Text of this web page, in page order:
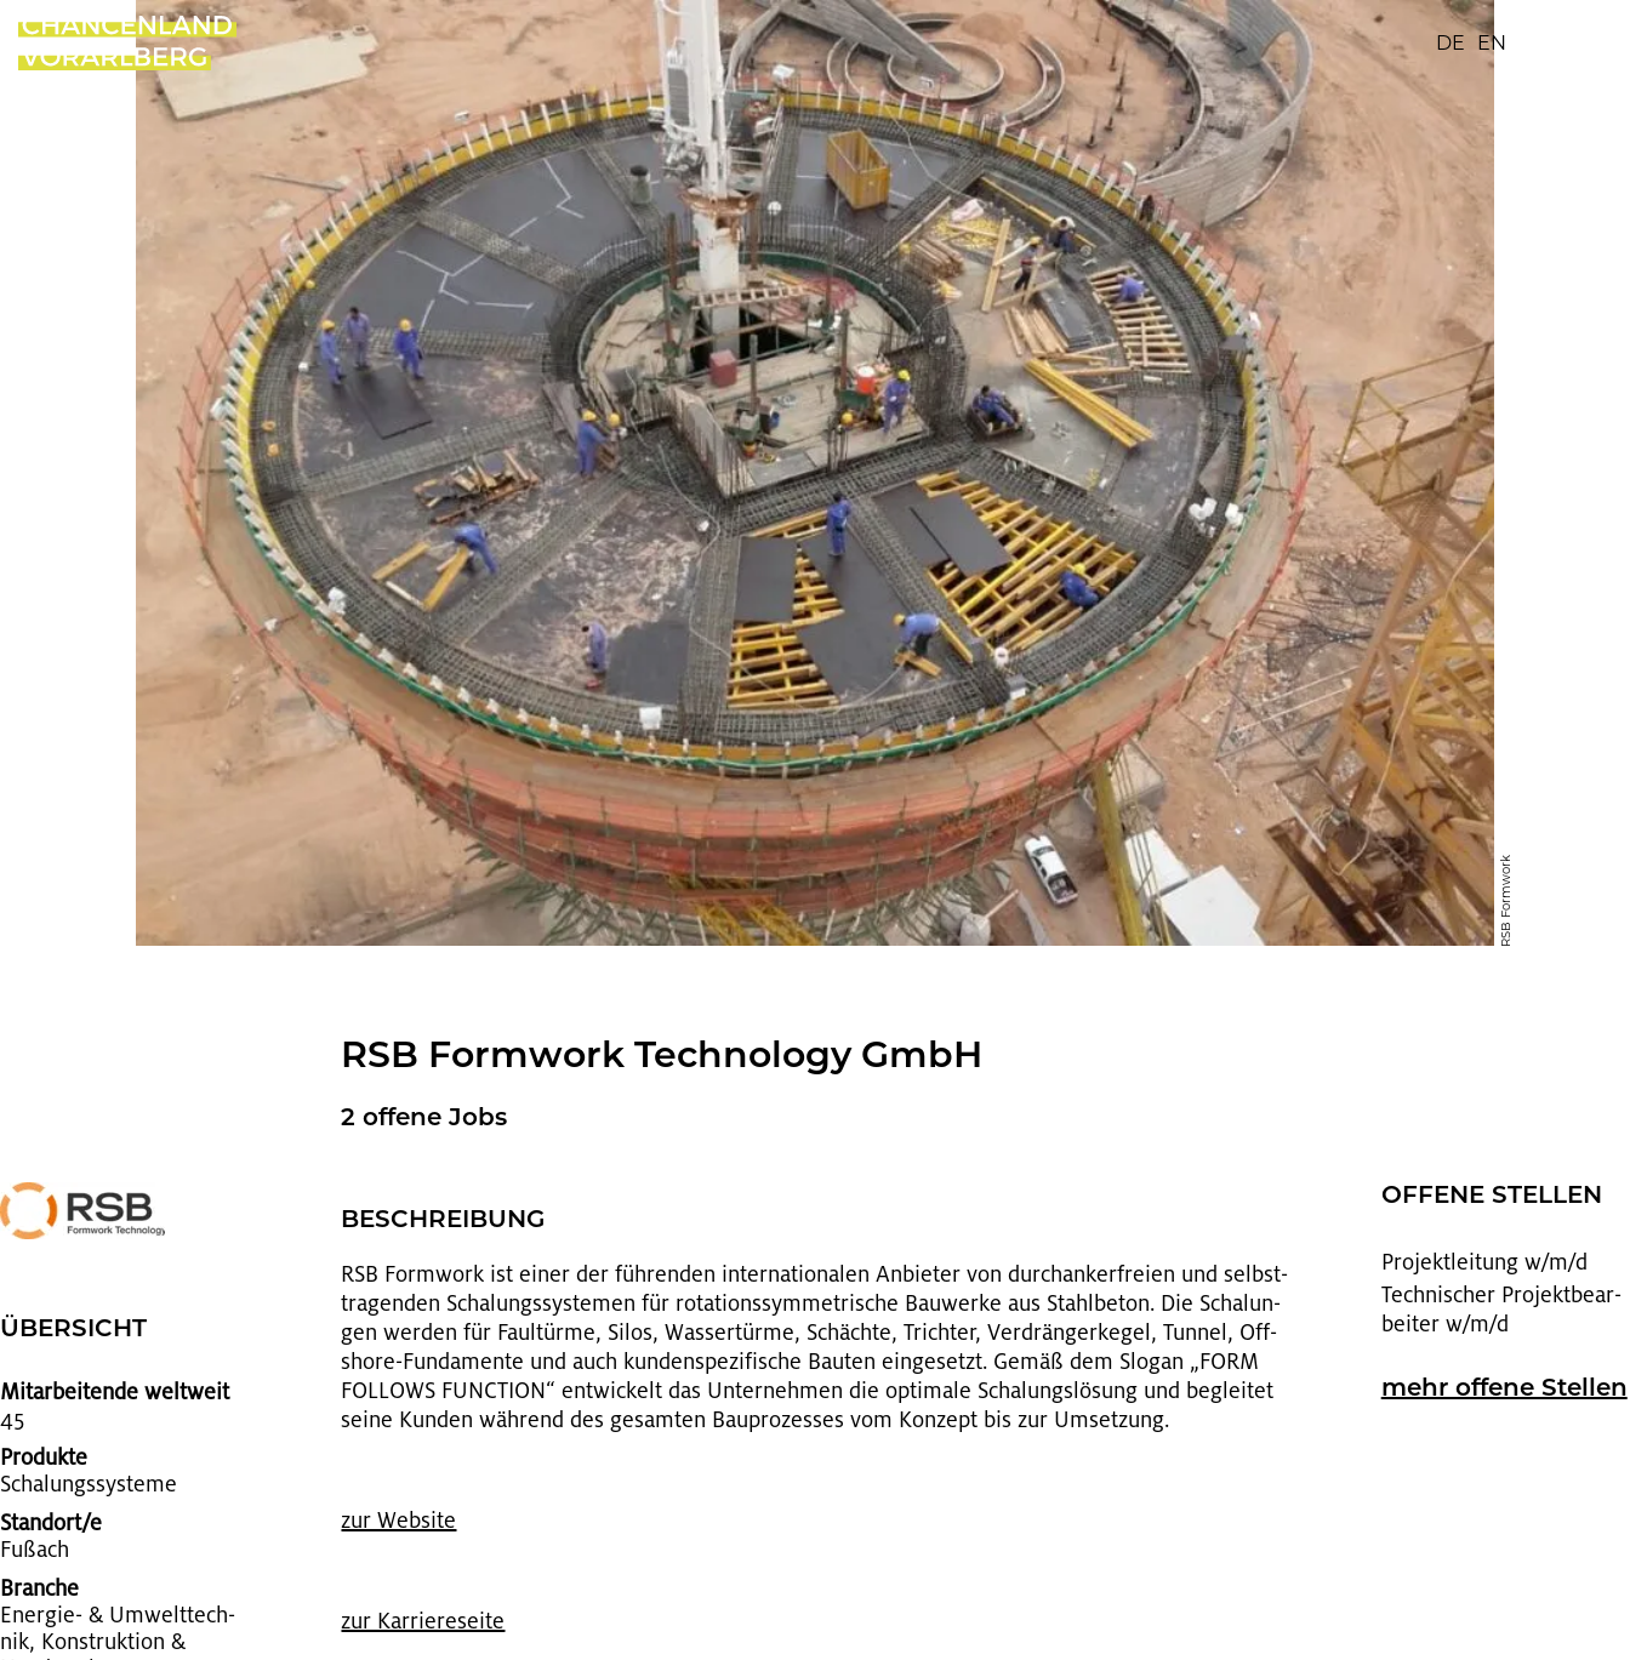
DE EN
RSB Formwork
RSB Form­work Tech­no­lo­gy GmbH
2 of­fe­ne Jobs
BE­SCHREI­BUNG
RSB Form­work ist einer der füh­ren­den in­ter­na­tio­na­len An­bie­ter von durch­an­ker­frei­en und selbst­
tra­gen­den Scha­lungs­sys­te­men für ro­ta­ti­ons­sym­me­tri­sche Bau­wer­ke aus Stahl­be­ton. Die Scha­lun­
gen wer­den für Faul­tür­me, Silos, Was­ser­tür­me, Schäch­te, Trich­ter, Ver­drän­ger­ke­gel, Tun­nel, Off­
shore-Fun­da­men­te und auch kun­den­spe­zi­fi­sche Bau­ten ein­ge­setzt. Gemäß dem Slo­gan „FORM
FOL­LOWS FUNC­TION“ ent­wi­ckelt das Un­ter­neh­men die op­ti­ma­le Scha­lungs­lö­sung und be­glei­tet
seine Kun­den wäh­rend des ge­sam­ten Bau­pro­zes­ses vom Kon­zept bis zur Um­set­zung.
zur Web­site
zur Kar­rie­re­sei­te
ÜBER­SICHT
Mitarbeitende weltweit
45
Produkte
Scha­lungs­sys­te­me
Standort/e
Fu­ßach
Branche
En­er­gie- & Um­welt­tech­
nik, Kon­struk­ti­on &
OF­FE­NE STEL­LEN
Pro­jekt­lei­tung w/m/d
Tech­ni­scher Pro­jekt­be­ar­
bei­ter w/m/d
mehr of­fe­ne Stel­len